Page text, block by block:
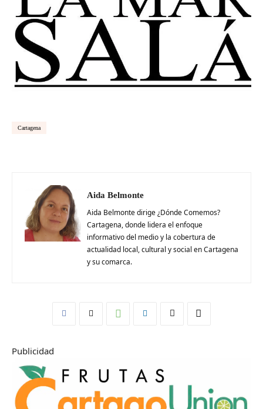
Cartagena
Aida Belmonte
Aida Belmonte dirige ¿Dónde Comemos?
Cartagena, donde lidera el enfoque
informativo del medio y la cobertura de
actualidad local, cultural y social en Cartagena
y su comarca.
Publicidad